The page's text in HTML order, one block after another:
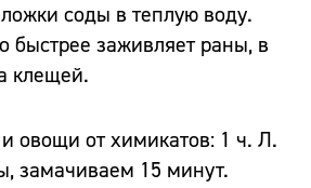
соды в теплую воду.
быстрее заживляет раны, в
клещей.
овощи от химикатов: 1 ч. Л.
замачиваем 15 минут.